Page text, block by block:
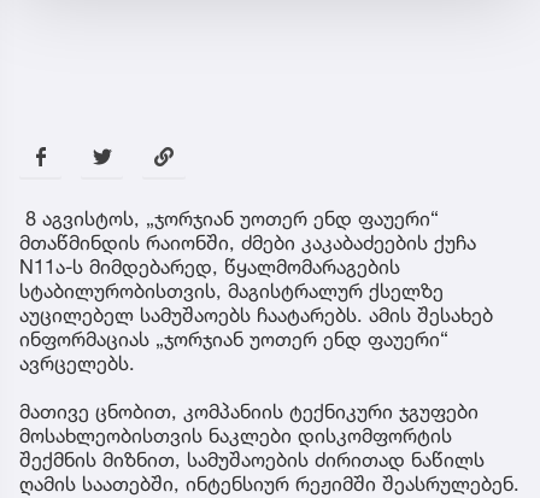
8 აგვისტოს, „ჯორჯიან უოთერ ენდ ფაუერი“
მთაწმინდის რაიონში, ძმები კაკაბაძეების ქუჩა
N11ა-ს მიმდებარედ, წყალმომარაგების
სტაბილურობისთვის, მაგისტრალურ ქსელზე
აუცილებელ სამუშაოებს ჩაატარებს. ამის შესახებ
ინფორმაციას „ჯორჯიან უოთერ ენდ ფაუერი“
ავრცელებს.
მათივე ცნობით, კომპანიის ტექნიკური ჯგუფები
მოსახლეობისთვის ნაკლები დისკომფორტის
შექმნის მიზნით, სამუშაოების ძირითად ნაწილს
ღამის საათებში, ინტენსიურ რეჟიმში შეასრულებენ.